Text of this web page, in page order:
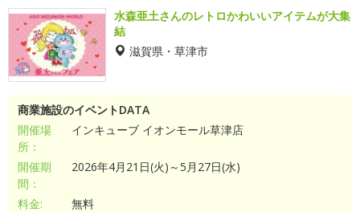
水森亜土さんのレトロかわいいアイテムが大集
結
滋賀県・草津市
商業施設のイベントDATA
開催場
所：
インキューブ イオンモール草津店
開催期
間：
2026年4月21日(火)～5月27日(水)
料金: 無料